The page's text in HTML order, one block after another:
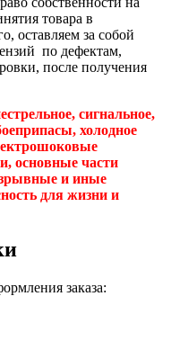
товара в
оставляем за собой
по дефектам,
после получения
сигнальное,
холодное
основные части
и иные
для жизни и
заказа: